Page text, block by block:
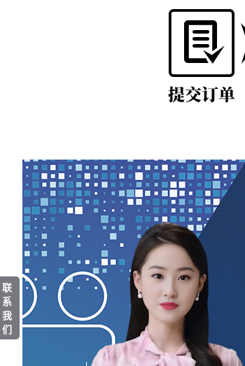
联
系
我
们